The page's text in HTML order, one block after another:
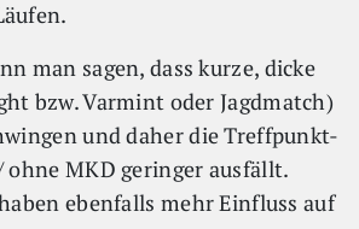
man sagen, dass kurze, dicke
bzw. Varmint oder Jagdmatch)
und daher die Treffpunkt-
ohne MKD geringer ausfällt.
ebenfalls mehr Einfluss auf